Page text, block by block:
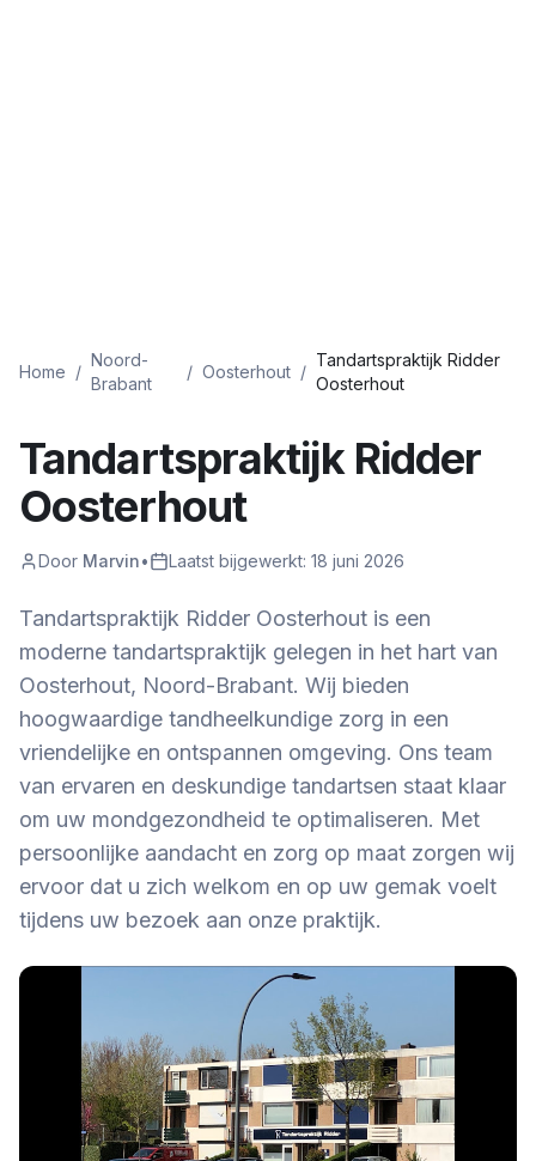
Home /
Noord-
Brabant
/ Oosterhout /
Tandartspraktijk Ridder
Oosterhout
Tandartspraktijk Ridder
Oosterhout
Door Marvin• Laatst bijgewerkt: 18 juni 2026
Tandartspraktijk Ridder Oosterhout is een
moderne tandartspraktijk gelegen in het hart van
Oosterhout, Noord-Brabant. Wij bieden
hoogwaardige tandheelkundige zorg in een
vriendelijke en ontspannen omgeving. Ons team
van ervaren en deskundige tandartsen staat klaar
om uw mondgezondheid te optimaliseren. Met
persoonlijke aandacht en zorg op maat zorgen wij
ervoor dat u zich welkom en op uw gemak voelt
tijdens uw bezoek aan onze praktijk.